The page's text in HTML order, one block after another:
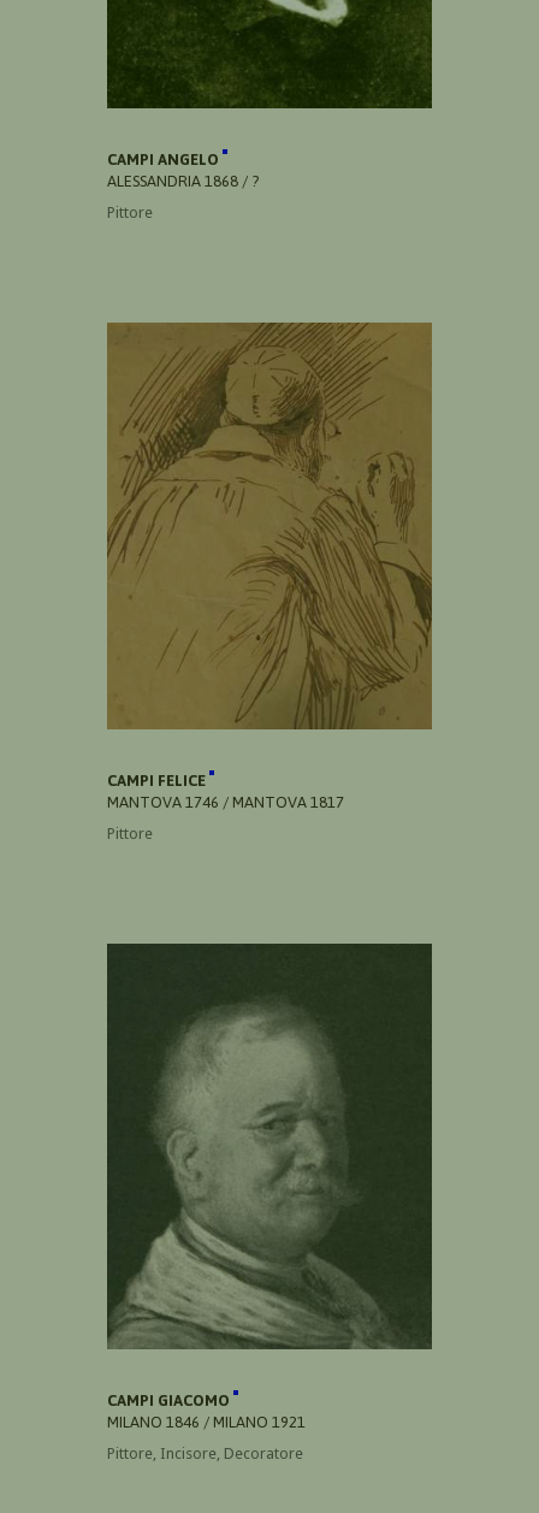
CAMPI ANGELO
ALESSANDRIA 1868 / ?
Pittore
CAMPI FELICE
MANTOVA 1746 / MANTOVA 1817
Pittore
CAMPI GIACOMO
MILANO 1846 / MILANO 1921
Pittore, Incisore, Decoratore